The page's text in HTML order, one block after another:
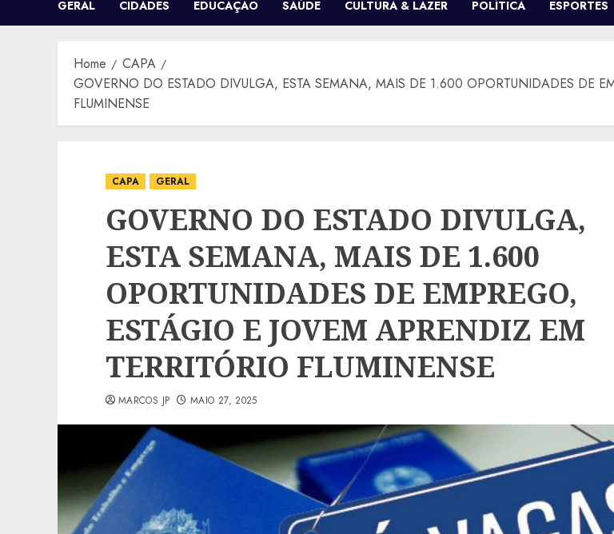
GERAL CIDADES EDUCAÇÃO SAÚDE CULTURA & LAZER POLÍTICA ESPORTES
Home
CAPA
GOVERNO DO ESTADO DIVULGA, ESTA SEMANA, MAIS DE 1.600 OPORTUNIDADES DE
FLUMINENSE
CAPA GERAL
GOVERNO DO ESTADO DIVULGA,
ESTA SEMANA, MAIS DE 1.600
OPORTUNIDADES DE EMPREGO,
ESTÁGIO E JOVEM APRENDIZ EM
TERRITÓRIO FLUMINENSE
MARCOS JP MAIO 27, 2025